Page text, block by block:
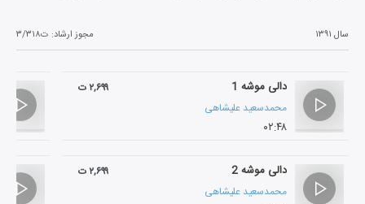
سال ۱۳۹۱ مجوز ارشاد: ت۳/۳۱۸
دالی موشه 1
محمدسعید علیشاهی
۰۲:۴۸
۲,۶۹۹ ت
دالی موشه 2
محمدسعید علیشاهی
۲,۶۹۹ ت